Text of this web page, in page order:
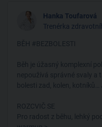
Hanka Toufarová
Trenérka
BĚH #BEZBOLESTI
Běh je úžasný komplexní
nepoužívá správné svaly a
bolesti zad, kolen,
ROZCVIČ SE
Pro radost z běhu, lehký